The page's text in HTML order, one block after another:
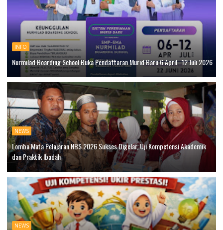
INFO
Nurmilad Boarding School Buka Pendaftaran Murid Baru 6 April–12 Juli 2026
NEWS
Lomba Mata Pelajaran NBS 2026 Sukses Digelar, Uji Kompetensi Akademik
dan Praktik Ibadah
NEWS